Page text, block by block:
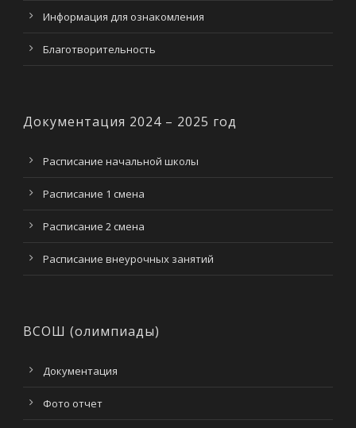
Информация для ознакомления
Благотворительность
Документация 2024 – 2025 год
Расписание начальной школы
Расписание 1 смена
Расписание 2 смена
Расписание внеурочных занятий
ВСОШ (олимпиады)
Документация
Фото отчет